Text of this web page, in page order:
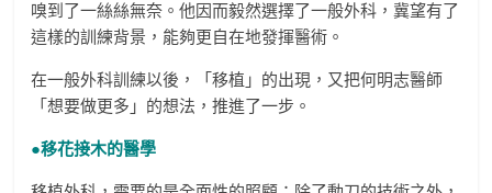
嗅到了一絲絲無奈。他因而毅然選擇了一般外科，冀望有了
這樣的訓練背景，能夠更自在地發揮醫術。
在一般外科訓練以後，「移植」的出現，又把何明志醫師
「想要做更多」的想法，推進了一步。
●移花接木的醫學